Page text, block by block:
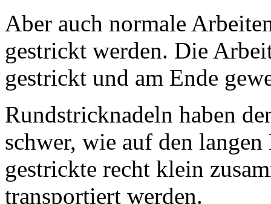
Aber auch normale
gestrickt werden. Die
gestrickt und am Ende
Rundstricknadeln haben
schwer, wie auf den
gestrickte recht klein
transportiert werden.